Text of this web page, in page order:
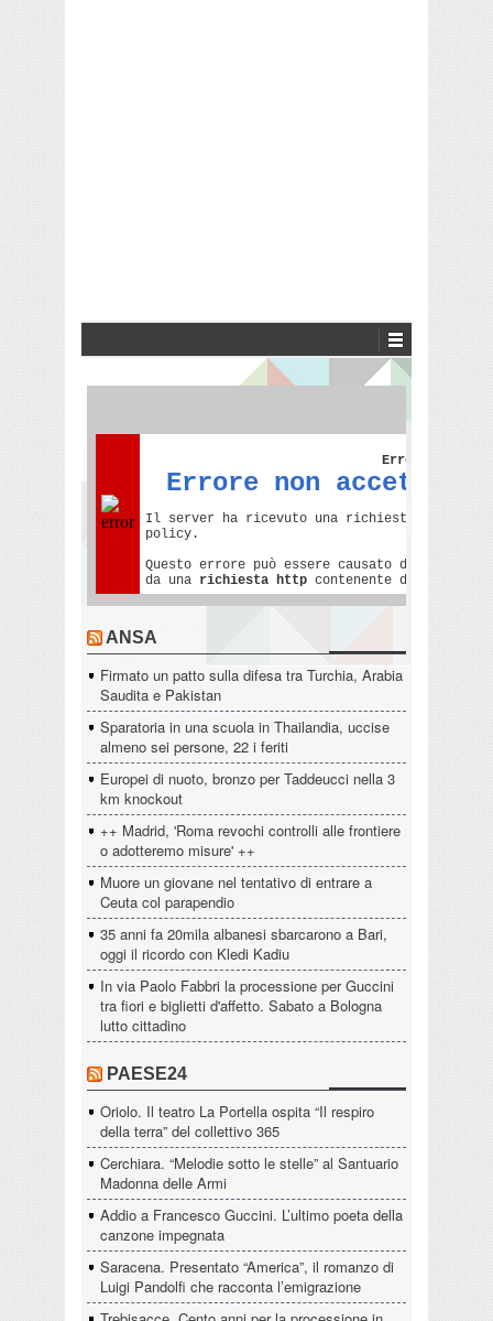
ANSA
Firmato un patto sulla difesa tra Turchia, Arabia
Saudita e Pakistan
Sparatoria in una scuola in Thailandia, uccise
almeno sei persone, 22 i feriti
Europei di nuoto, bronzo per Taddeucci nella 3
km knockout
++ Madrid, 'Roma revochi controlli alle frontiere
o adotteremo misure' ++
Muore un giovane nel tentativo di entrare a
Ceuta col parapendio
35 anni fa 20mila albanesi sbarcarono a Bari,
oggi il ricordo con Kledi Kadiu
In via Paolo Fabbri la processione per Guccini
tra fiori e biglietti d'affetto. Sabato a Bologna
lutto cittadino
PAESE24
Oriolo. Il teatro La Portella ospita “Il respiro
della terra” del collettivo 365
Cerchiara. “Melodie sotto le stelle” al Santuario
Madonna delle Armi
Addio a Francesco Guccini. L’ultimo poeta della
canzone impegnata
Saracena. Presentato “America”, il romanzo di
Luigi Pandolfi che racconta l’emigrazione